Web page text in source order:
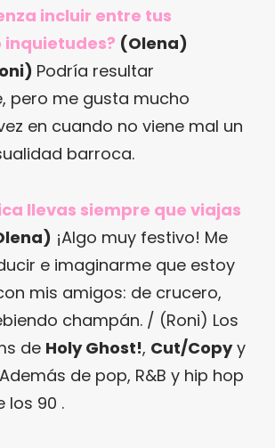
incluir entre tus
inquietudes? (Olena)
Podría resultar
pero me gusta mucho
en cuando no viene mal un
barroca.
llevas siempre que viajas
¡Algo muy festivo! Me
e imaginarme que estoy
mis amigos: de crucero,
champán. / (Roni) Los
de Holy Ghost!, Cut/Copyy
de pop, R&B y hip hop
los 90 .